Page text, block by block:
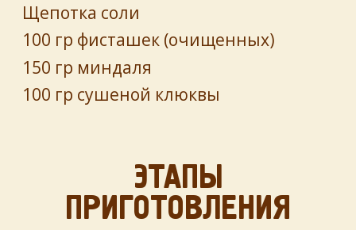
Щепотка соли
100 гр фисташек (очищенных)
150 гр миндаля
100 гр сушеной клюквы
ЭТАПЫ
ПРИГОТОВЛЕНИЯ